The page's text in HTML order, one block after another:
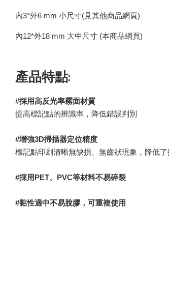
內3*外6 mm 小尺寸(見其他商品網頁)
內12*外18 mm 大中尺寸 (本商品網頁)
產品特點:
#採用高反光率霧面材質
提高標記點的辨識率，降低錯誤判別
#增強3D掃描器定位精度
標記點印刷清晰無缺損、無齒狀現象，降低
#採用PET、PVC等材料不易碎裂
#黏性適中不易脫膠，可重複使用